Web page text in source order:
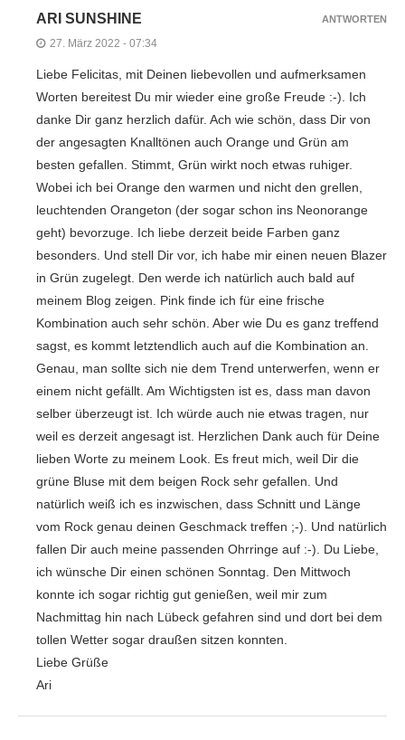
ARI SUNSHINE
27. März 2022 - 07:34
Liebe Felicitas, mit Deinen liebevollen und aufmerksamen
Worten bereitest Du mir wieder eine große Freude :-). Ich
danke Dir ganz herzlich dafür. Ach wie schön, dass Dir von
der angesagten Knalltönen auch Orange und Grün am
besten gefallen. Stimmt, Grün wirkt noch etwas ruhiger.
Wobei ich bei Orange den warmen und nicht den grellen,
leuchtenden Orangeton (der sogar schon ins Neonorange
geht) bevorzuge. Ich liebe derzeit beide Farben ganz
besonders. Und stell Dir vor, ich habe mir einen neuen Blazer
in Grün zugelegt. Den werde ich natürlich auch bald auf
meinem Blog zeigen. Pink finde ich für eine frische
Kombination auch sehr schön. Aber wie Du es ganz treffend
sagst, es kommt letztendlich auch auf die Kombination an.
Genau, man sollte sich nie dem Trend unterwerfen, wenn er
einem nicht gefällt. Am Wichtigsten ist es, dass man davon
selber überzeugt ist. Ich würde auch nie etwas tragen, nur
weil es derzeit angesagt ist. Herzlichen Dank auch für Deine
lieben Worte zu meinem Look. Es freut mich, weil Dir die
grüne Bluse mit dem beigen Rock sehr gefallen. Und
natürlich weiß ich es inzwischen, dass Schnitt und Länge
vom Rock genau deinen Geschmack treffen ;-). Und natürlich
fallen Dir auch meine passenden Ohrringe auf :-). Du Liebe,
ich wünsche Dir einen schönen Sonntag. Den Mittwoch
konnte ich sogar richtig gut genießen, weil mir zum
Nachmittag hin nach Lübeck gefahren sind und dort bei dem
tollen Wetter sogar draußen sitzen konnten.
Liebe Grüße
Ari
ANTWORTEN